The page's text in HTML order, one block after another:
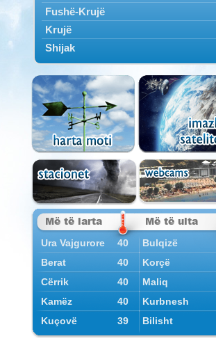
Fushë-Krujë
Krujë
Shijak
Më të larta Më të ulta
Ura Vajgurore 40 Bulqizë
Berat
40 Korçë
Cërrik
40 Maliq
Kamëz
40 Kurbnesh
Kuçovë
39 Bilisht